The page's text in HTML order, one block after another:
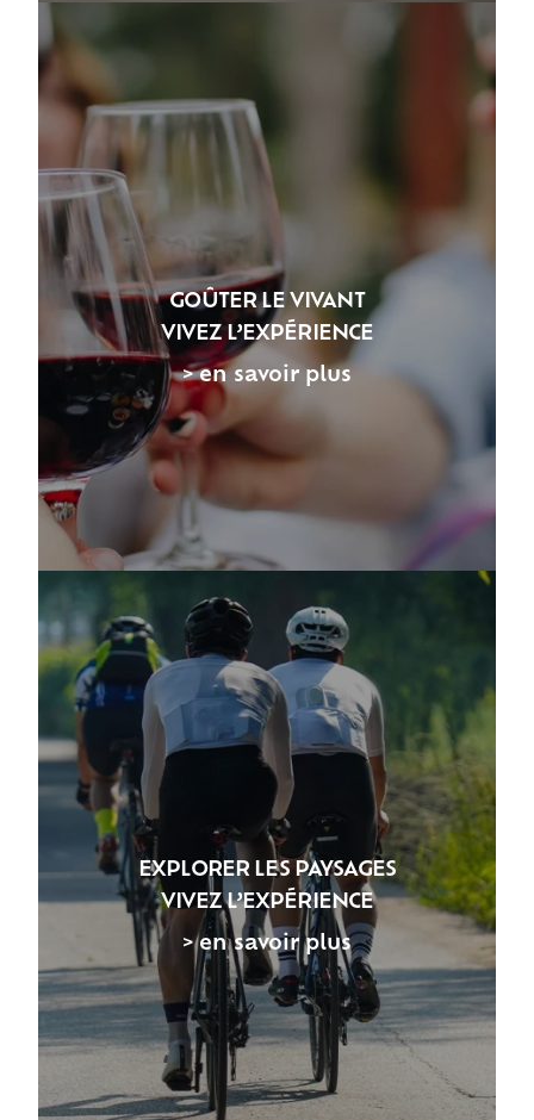
GOÛTER LE VIVANT
VIVEZ L’EXPÉRIENCE
> en savoir plus
EXPLORER LES PAYSAGES
VIVEZ L’EXPÉRIENCE
> en savoir plus